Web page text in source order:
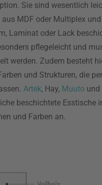
Sie sind wesentlich
aus MDF oder Multiplex
Laminat oder Lack
pflegeleicht und
werden. Zudem besteht
und Strukturen, die
Artek, Hay, Muuto und
beschichtete Esstische
und Farben an.